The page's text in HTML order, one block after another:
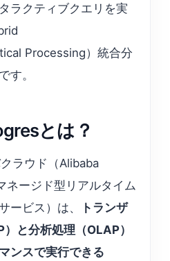
ラクティブクエリを実
Processing）統合分
す。
とは？
ラウド（Alibaba
ネージド型リアルタイム
ービス）は、
トランザ
と分析処理（OLAP）
ンスで実行できる